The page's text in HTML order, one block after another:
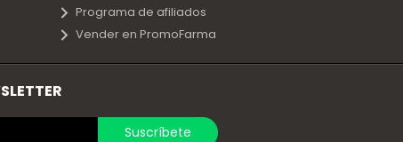
Programa de afiliados
Vender en PromoFarma
Suscríbete